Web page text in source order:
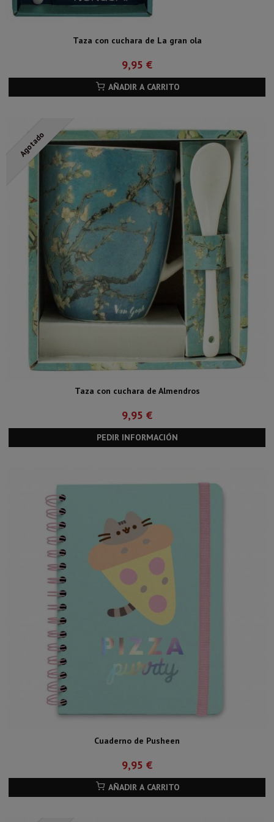
Taza con cuchara de La gran ola
9,95 €
AÑADIR A CARRITO
Agotado
Taza con cuchara de Almendros
9,95 €
PEDIR INFORMACIÓN
Cuaderno de Pusheen
9,95 €
AÑADIR A CARRITO